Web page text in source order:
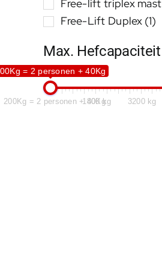
Free-lift triplex mast
Free-Lift Duplex (1)
Max. Hefcapaciteit
= 2 personen + 40Kg
200Kg = 2 personen + 40Kg
1800 kg 3200 kg